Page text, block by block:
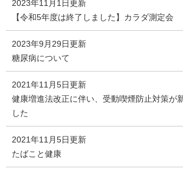
2023年11月1日更新
【令和5年度は終了しました】カラダ測定会
2023年9月29日更新
糖尿病について
2021年11月5日更新
健康増進法改正に伴い、受動喫煙防止対策が
した
2021年11月5日更新
たばこと健康